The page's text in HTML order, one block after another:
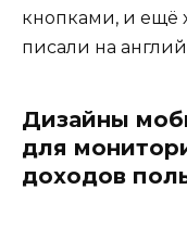
кнопками, и ещё
писали на
Дизайны
для
доходов